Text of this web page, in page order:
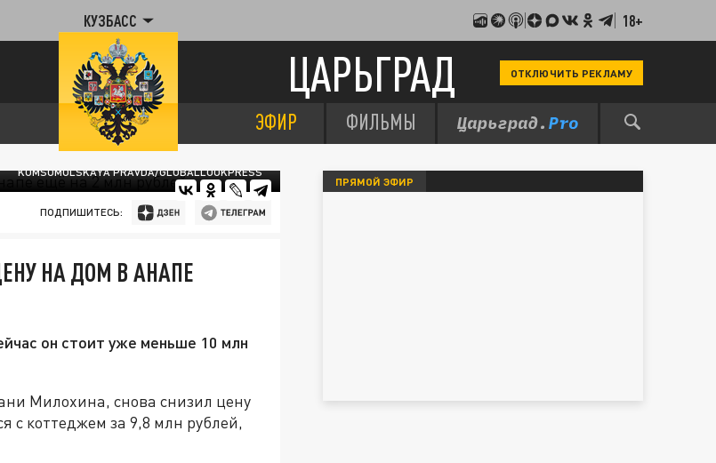
КУЗБАСС 18+
ЦАРЬГРАД ОТКЛЮЧИТЬ РЕКЛАМУ
ЭФИР ФИЛЬМЫ
KOMSOMOLSKAYA PRAVDA/GLOBALLOOKPRESS
ПОДПИШИТЕСЬ:
НА ДОМ В АНАПЕ
он стоит уже меньше 10 млн
Милохина, снова снизил цену
с коттеджем за 9,8 млн рублей,
ПРЯМОЙ ЭФИР